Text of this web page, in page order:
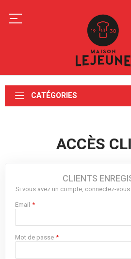
CATÉGORIES
ACCÈS
CLIENTS
Si vous avez un compte, connectez-
Email
Mot de passe